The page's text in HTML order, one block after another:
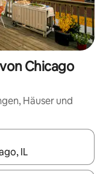
Chicago
Häuser und
mit den